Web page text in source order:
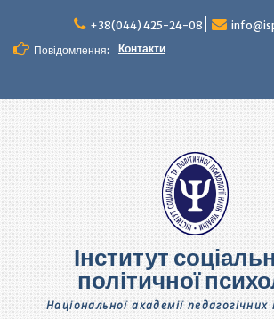
вмісту
+38(044) 425-24-08
Повідомлення:
Контакти
Інститут
політичної
Національної академії педагогічних